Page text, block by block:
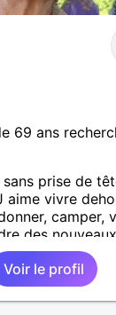
69 ans
prise de
vivre
camper,
des
des êtres
Je ne bois
je ris
continuer à
Voir le profil